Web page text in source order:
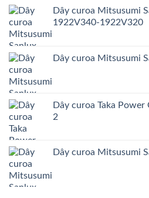
Dây curoa Mitsusumi
1922V340-1922V320
Dây curoa Mitsusumi
Dây curoa Taka
2
Dây curoa Mitsusumi